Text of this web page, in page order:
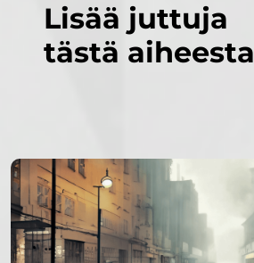
Lisää juttuja
tästä aiheesta